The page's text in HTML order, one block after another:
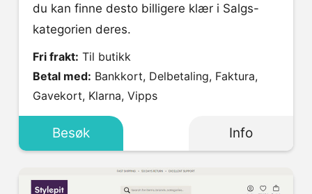
du kan finne desto billigere klær i Salgs-
kategorien deres.
Fri frakt: Til butikk
Betal med:
Gavekort, Klarna, Vipps
Besøk Info